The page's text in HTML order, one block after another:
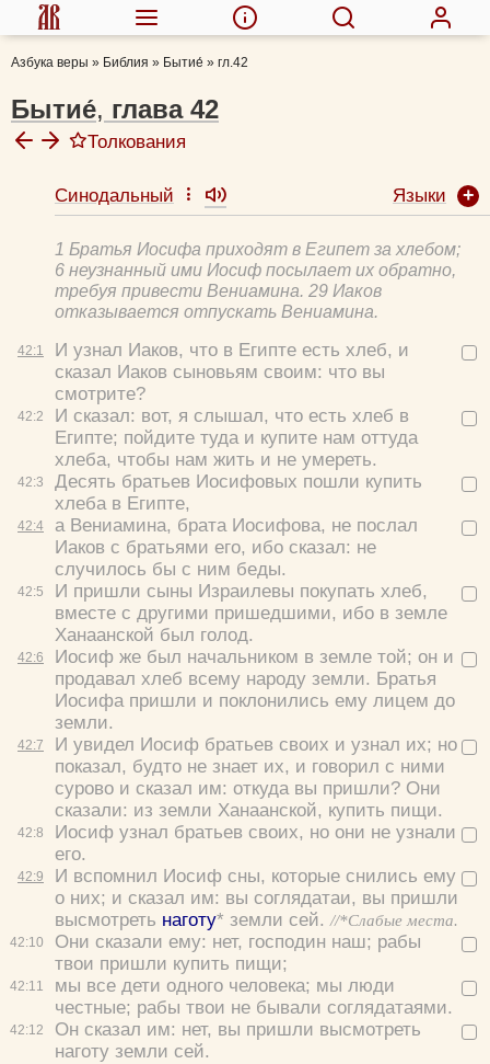
Азбука веры » Библия » Бытие́ » гл.42
Бытие́, глава 42
Толкования
Ефрем Сирин, прп.
Толковая Библия А.П. Лопухина
Феодорит Кирский, блж.
42:1
42:2
42:3
42:4
42:5
42:6
42:7
42:8
42:9
42:10
42:11
42:12
Синодальный Языки
1 Братья Иосифа приходят в Египет за хлебом;
6 неузнанный ими Иосиф посылает их обратно,
требуя привести Вениамина. 29 Иаков
отказывается отпускать Вениамина.
И узнал Иаков, что в Египте есть хлеб, и
сказал Иаков сыновьям своим: что вы
смотрите?
И сказал: вот, я слышал, что есть хлеб в
Египте; пойдите туда и купите нам оттуда
хлеба, чтобы нам жить и не умереть.
Десять братьев Иосифовых пошли купить
хлеба в Египте,
а Вениамина, брата Иосифова, не послал
Иаков с братьями его, ибо сказал: не
случилось бы с ним беды.
И пришли сыны Израилевы покупать хлеб,
вместе с другими пришедшими, ибо в земле
Ханаанской был голод.
Иосиф же был начальником в земле той; он и
продавал хлеб всему народу земли. Братья
Иосифа пришли и поклонились ему лицем до
земли.
И увидел Иосиф братьев своих и узнал их; но
показал, будто не знает их, и говорил с ними
сурово и сказал им: откуда вы пришли? Они
сказали: из земли Ханаанской, купить пищи.
Иосиф узнал братьев своих, но они не узнали
его.
И вспомнил Иосиф сны, которые снились ему
о них; и сказал им: вы соглядатаи, вы пришли
высмотреть наготу* земли сей. //*Слабые места.
Они сказали ему: нет, господин наш; рабы
твои пришли купить пищи;
мы все дети одного человека; мы люди
честные; рабы твои не бывали соглядатаями.
Он сказал им: нет, вы пришли высмотреть
наготу земли сей.